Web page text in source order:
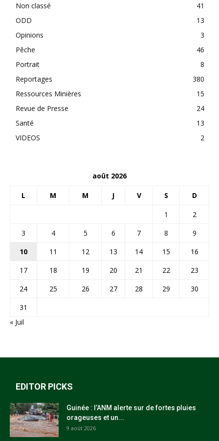
Non classé
41
ODD
13
Opinions
3
Pêche
46
Portrait
8
Reportages
380
Ressources Minières
15
Revue de Presse
24
Santé
13
VIDEOS
2
août 2026
L M M J V S D
1
2
3
4 5 6 7 8
9
10
11 12 13 14 15
16
17
18 19 20 21 22
23
24
25 26 27 28 29
30
31
« Juil
EDITOR PICKS
Guinée : l’ANM alerte sur de fortes pluies
orageuses et un...
9 août 2026